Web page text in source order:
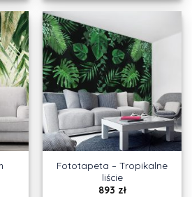
Fototapeta – Tropikalne
liście
893 zł